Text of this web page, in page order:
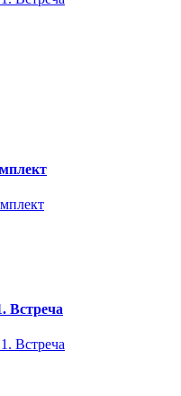
Встреча